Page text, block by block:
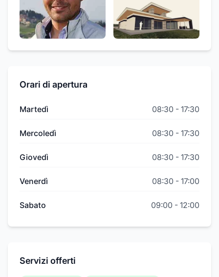
Orari di apertura
Martedì 08:30 - 17:30
Mercoledì 08:30 - 17:30
Giovedì 08:30 - 17:30
Venerdì 08:30 - 17:00
Sabato 09:00 - 12:00
Servizi offerti